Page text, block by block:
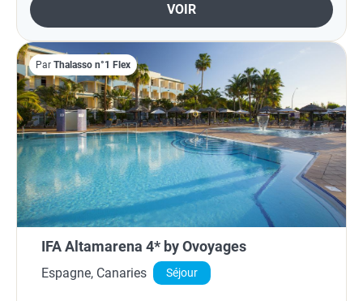
VOIR
Par Thalasso n°1 Flex
IFA Altamarena 4* by Ovoyages
Espagne, Canaries Séjour